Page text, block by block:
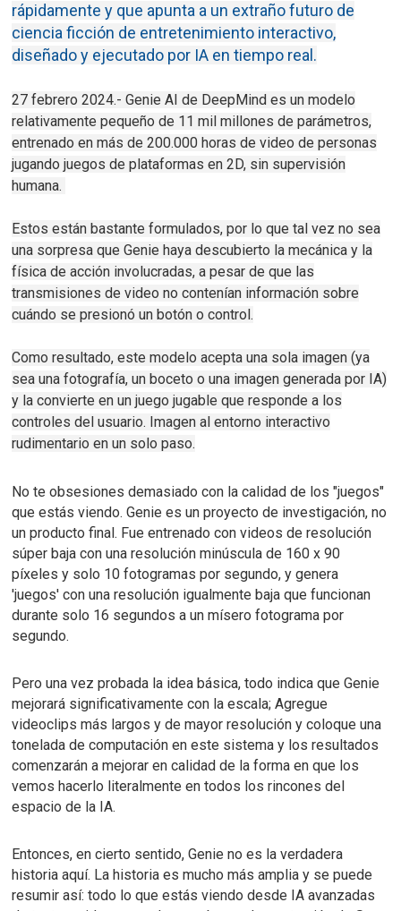
rápidamente y que apunta a un extraño futuro de
ciencia ficción de entretenimiento interactivo,
diseñado y ejecutado por IA en tiempo real.
27 febrero 2024.- Genie AI de DeepMind es un modelo
relativamente pequeño de 11 mil millones de parámetros,
entrenado en más de 200.000 horas de video de personas
jugando juegos de plataformas en 2D, sin supervisión
humana.
Estos están bastante formulados, por lo que tal vez no sea
una sorpresa que Genie haya descubierto la mecánica y la
física de acción involucradas, a pesar de que las
transmisiones de video no contenían información sobre
cuándo se presionó un botón o control.
Como resultado, este modelo acepta una sola imagen (ya
sea una fotografía, un boceto o una imagen generada por IA)
y la convierte en un juego jugable que responde a los
controles del usuario. Imagen al entorno interactivo
rudimentario en un solo paso.
No te obsesiones demasiado con la calidad de los "juegos"
que estás viendo.Genie es un proyecto de investigación, no
un producto final. Fue entrenado con videos de resolución
súper baja con una resolución minúscula de 160 x 90
píxeles y solo 10 fotogramas por segundo, y genera
'juegos' con una resolución igualmente baja que funcionan
durante solo 16 segundos a un mísero fotograma por
segundo.
Pero una vez probada la idea básica, todo indica que Genie
mejorará significativamente con la escala;Agregue
videoclips más largos y de mayor resolución y coloque una
tonelada de computación en este sistema y los resultados
comenzarán a mejorar en calidad de la forma en que los
vemos hacerlo literalmente en todos los rincones del
espacio de la IA.
Entonces, en cierto sentido, Genie no es la verdadera
historia aquí. La historia es mucho más amplia y se puede
resumir así: todo lo que estás viendo desde IA avanzadas